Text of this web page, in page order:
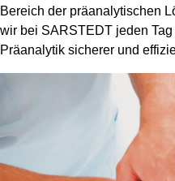
Bereich der präanalytischen
wir bei SARSTEDT jeden
Präanalytik sicherer und